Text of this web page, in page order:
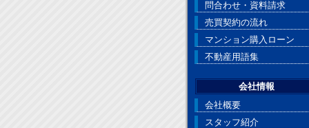
問合わせ・資料請求
売買契約の流れ
マンション購入ローン
不動産用語集
会社情報
会社概要
スタッフ紹介